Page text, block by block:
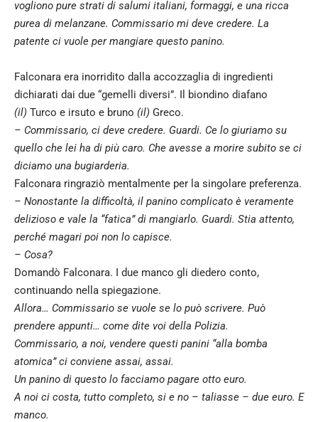
vogliono pure strati di salumi italiani, formaggi, e una ricca
purea di melanzane. Commissario mi deve credere. La
patente ci vuole per mangiare questo panino.
Falconara era inorridito dalla accozzaglia di ingredienti
dichiarati dai due “gemelli diversi”. Il biondino diafano
(il) Turco e irsuto e bruno (il) Greco.
– Commissario, ci deve credere. Guardi. Ce lo giuriamo su
quello che lei ha di più caro. Che avesse a morire subito se ci
diciamo una bugiarderia.
Falconara ringraziò mentalmente per la singolare preferenza.
– Nonostante la difficoltà, il panino complicato è veramente
delizioso e vale la “fatica” di mangiarlo. Guardi. Stia attento,
perché magari poi non lo capisce.
– Cosa?
Domandò Falconara. I due manco gli diedero conto,
continuando nella spiegazione.
Allora… Commissario se vuole se lo può scrivere. Può
prendere appunti… come dite voi della Polizia.
Commissario, a noi, vendere questi panini “alla bomba
atomica” ci conviene assai, assai.
Un panino di questo lo facciamo pagare otto euro.
A noi ci costa, tutto completo, si e no – taliasse – due euro. E
manco.